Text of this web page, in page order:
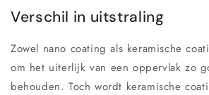
Verschil in uitstraling
Zowel nano coating als keramische
om het uiterlijk van een oppervlak zo
behouden. Toch wordt keramische